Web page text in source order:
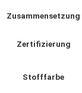
Zusammensetzung
Zertifizierung
Stofffarbe